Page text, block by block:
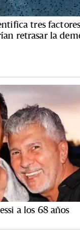
tres
retrasar la
a los 68 años